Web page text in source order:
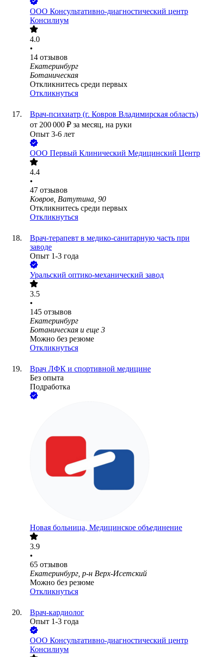
ООО Консультативно-диагностический центр
Консилиум
4.0
•
14 отзывов
Екатеринбург
Ботаническая
Откликнитесь среди первых
Откликнуться
Врач-психиатр (г. Ковров Владимирская область)
от 200 000 ₽ за месяц, на руки
Опыт 3-6 лет
ООО Первый Клинический Медицинский Центр
4.4
•
47 отзывов
Ковров, Ватутина, 90
Откликнитесь среди первых
Откликнуться
Врач-терапевт в медико-санитарную часть при
заводе
Опыт 1-3 года
Уральский оптико-механический завод
3.5
•
145 отзывов
Екатеринбург
Ботаническая и еще 3
Можно без резюме
Откликнуться
Врач ЛФК и спортивной медицине
Без опыта
Подработка
Новая больница, Медицинское объединение
3.9
•
65 отзывов
Екатеринбург, р-н Верх-Исетский
Можно без резюме
Откликнуться
Врач-кардиолог
Опыт 1-3 года
ООО Консультативно-диагностический центр
Консилиум